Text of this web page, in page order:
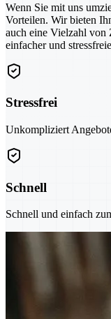
Wenn Sie mit uns
Vorteilen. Wir bieten
auch eine Vielzahl von
einfacher und
Stressfrei
Unkompliziert
Schnell
Schnell und einfach